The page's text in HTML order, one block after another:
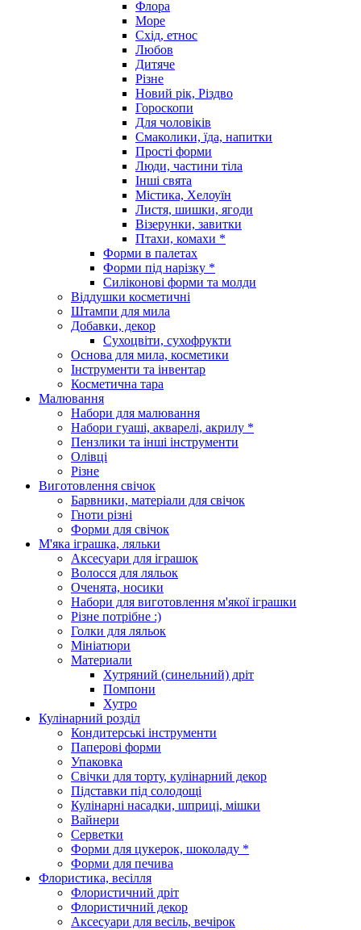
Флора
Море
Схід, етнос
Любов
Дитяче
Різне
Новий рік, Різдво
Гороскопи
Для чоловіків
Смаколики, їда, напитки
Прості форми
Люди, частини тіла
Інші свята
Містика, Хелоуїн
Листя, шишки, ягоди
Візерунки, завитки
Птахи, комахи *
Форми в палетах
Форми під нарізку *
Силіконові форми та молди
Віддушки косметичні
Штампи для мила
Добавки, декор
Сухоцвіти, сухофрукти
Основа для мила, косметики
Інструменти та інвентар
Косметична тара
Малювання
Набори для малювання
Набори гуаші, акварелі, акрилу *
Пензлики та інші інструменти
Олівці
Різне
Виготовлення свічок
Барвники, матеріали для свічок
Гноти різні
Форми для свічок
М'яка іграшка, ляльки
Аксесуари для іграшок
Волосся для ляльок
Оченята, носики
Набори для виготовлення м'якої іграшки
Різне потрібне :)
Голки для ляльок
Мініатюри
Материали
Хутряний (синельний) дріт
Помпони
Хутро
Кулінарний розділ
Кондитерські інструменти
Паперові форми
Упаковка
Свічки для торту, кулінарний декор
Підставки під солодощі
Кулінарні насадки, шприці, мішки
Вайнери
Серветки
Форми для цукерок, шоколаду *
Форми для печива
Флористика, весілля
Флористичний дріт
Флористичний декор
Аксесуари для весіль, вечірок